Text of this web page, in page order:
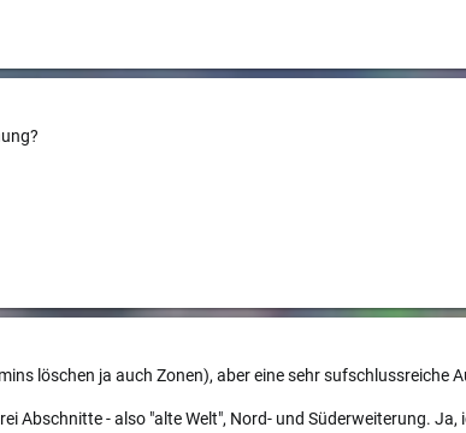
löschen ja auch Zonen), aber eine sehr sufschlussreiche
Abschnitte - also "alte Welt", Nord- und Süderweiterung.